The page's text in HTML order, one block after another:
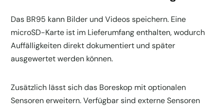
Das BR95 kann Bilder und Videos speichern. Eine
microSD-Karte ist im Lieferumfang enthalten, wodurch
Auffälligkeiten direkt dokumentiert und später
ausgewertet werden können.
Zusätzlich lässt sich das Boreskop mit optionalen
Sensoren erweitern. Verfügbar sind externe Sensoren